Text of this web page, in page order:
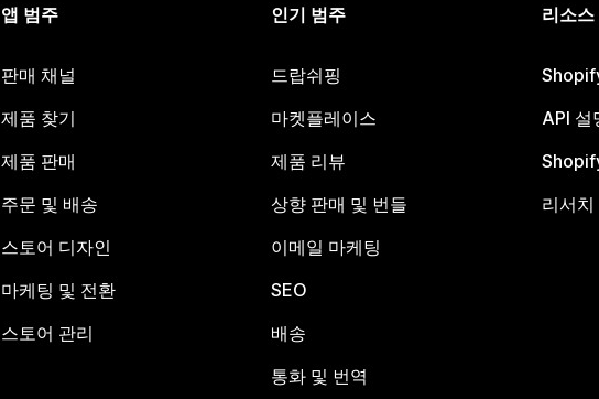
앱 범주
판매 채널
제품 찾기
제품 판매
주문 및 배송
스토어 디자인
마케팅 및 전환
스토어 관리
인기 범주
드랍쉬핑
마켓플레이스
제품 리뷰
상향 판매 및 번들
이메일 마케팅
SEO
배송
통화 및 번역
리소스
API 설
리서치